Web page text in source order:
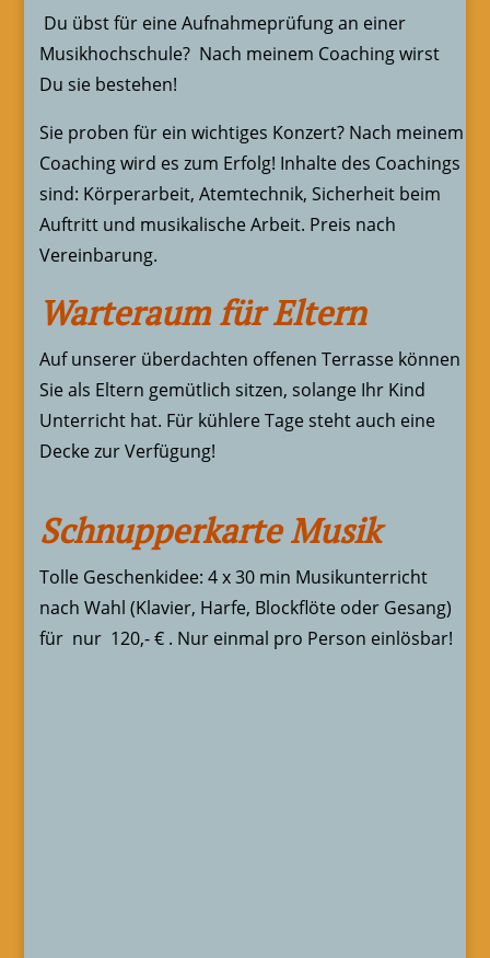
Du übst für eine Aufnahmeprüfung an einer
Musikhochschule? Nach meinem Coaching wirst
Du sie bestehen!
Sie proben für ein wichtiges Konzert? Nach meinem
Coaching wird es zum Erfolg! Inhalte des Coachings
sind: Körperarbeit, Atemtechnik, Sicherheit beim
Auftritt und musikalische Arbeit. Preis nach
Vereinbarung.
Warteraum für Eltern
Auf unserer überdachten offenen Terrasse können
Sie als Eltern gemütlich sitzen, solange Ihr Kind
Unterricht hat. Für kühlere Tage steht auch eine
Decke zur Verfügung!
Schnupperkarte Musik
Tolle Geschenkidee: 4 x 30 min Musikunterricht
nach Wahl (Klavier, Harfe, Blockflöte oder Gesang)
für nur 120,- € . Nur einmal pro Person einlösbar!